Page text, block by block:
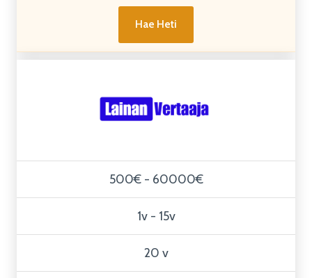
Hae Heti
500€ - 60000€
1v - 15v
20 v